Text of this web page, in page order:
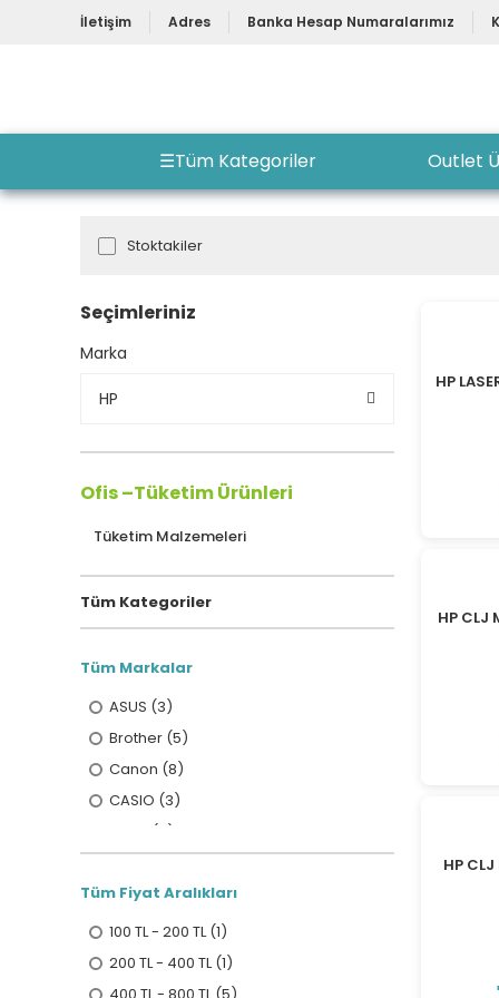
İletişim Adres Banka Hesap Numaralarımız
☰Tüm Kategoriler Outlet
Stoktakiler
Seçimleriniz
Marka
HP
Ofis –Tüketim Ürünleri
Tüketim Malzemeleri
Tüm Kategoriler
Tüm Markalar
ASUS (3)
Brother (5)
Canon (8)
CASIO (3)
Diğer (2)
Epson (28)
Everest (3)
HP (53)
INCA (1)
Tüm Fiyat Aralıkları
100 TL - 200 TL (1)
200 TL - 400 TL (1)
HP
HP CLJ
HP